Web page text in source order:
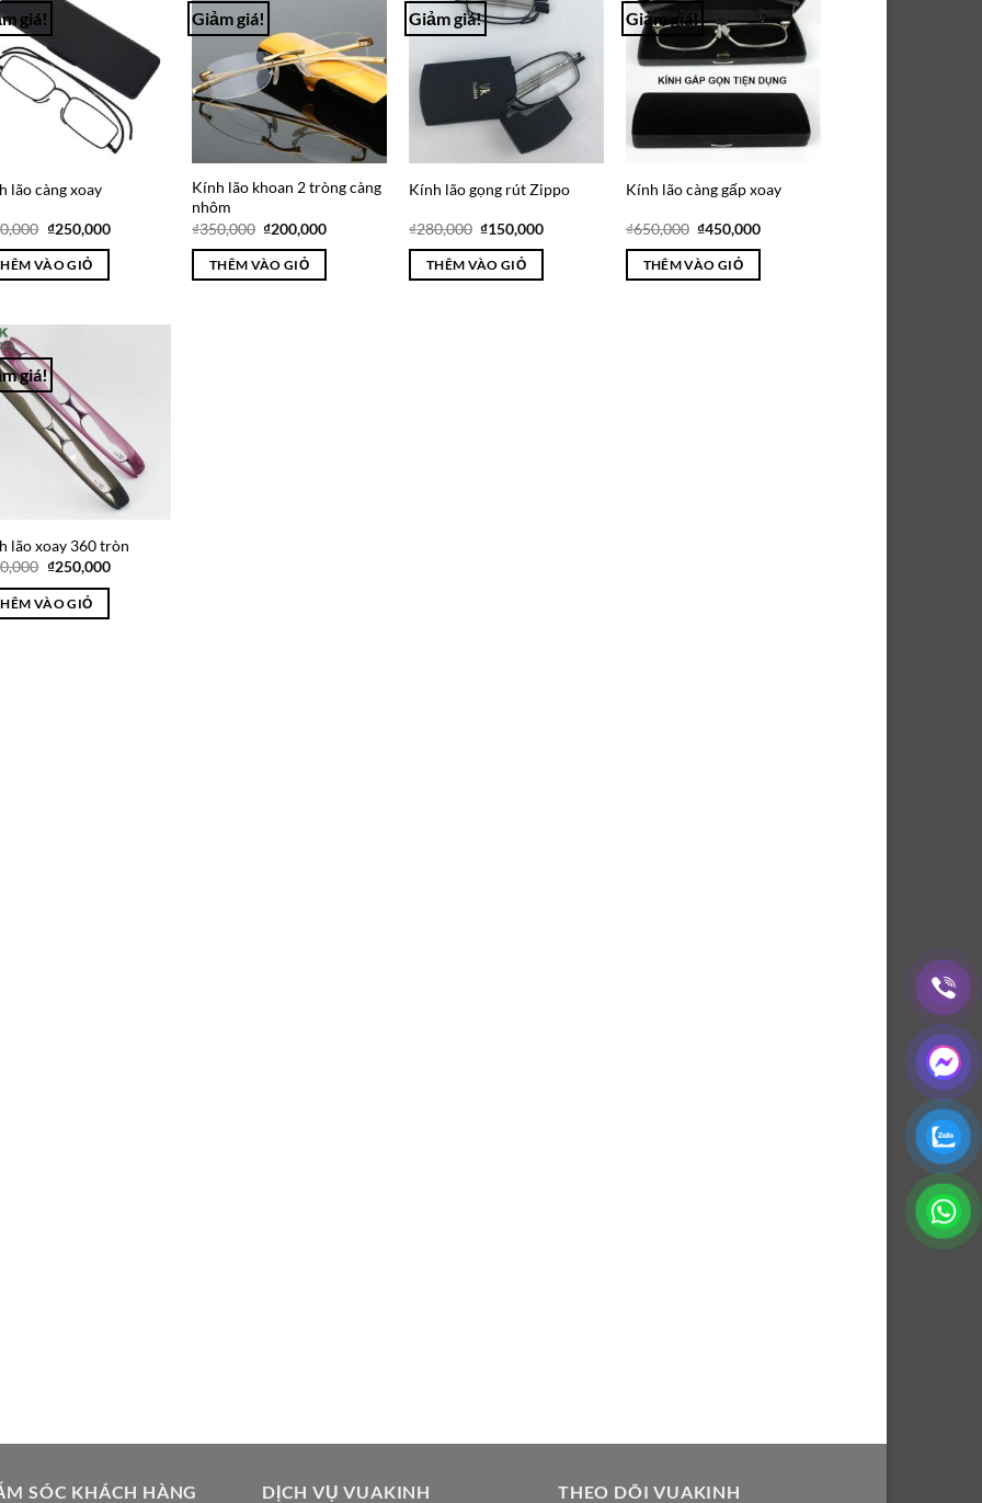
giá!
Add to
Wishlist
lão càng xoay
Giá
là:
₫350,000.
₫250,000Giá
VÀO GIỎ
Giảm giá!
Wishlist
Kính lão khoan 2 tròng càng
nhôm
₫350,000 Giá
là:
₫350,000.
₫200,000Giá
THÊM VÀO GIỎ
Giảm giá!
Kính lão gọng rút Zippo
₫280,000 Giá
là:
₫280,000.
₫150,000Giá
THÊM VÀO GIỎ
Giảm giá!
Add to
Wishlist
Kính lão càng gấp xoay
₫650,000 Giá
là:
₫650,000.
₫450,000Giá
THÊM VÀO GIỎ
giá!
lão xoay 360 tròn
Giá
là:
₫350,000.
₫250,000Giá
VÀO GIỎ
SÓC KHÁCH HÀNG DỊCH VỤ VUAKINH THEO DÕI VUAKINH